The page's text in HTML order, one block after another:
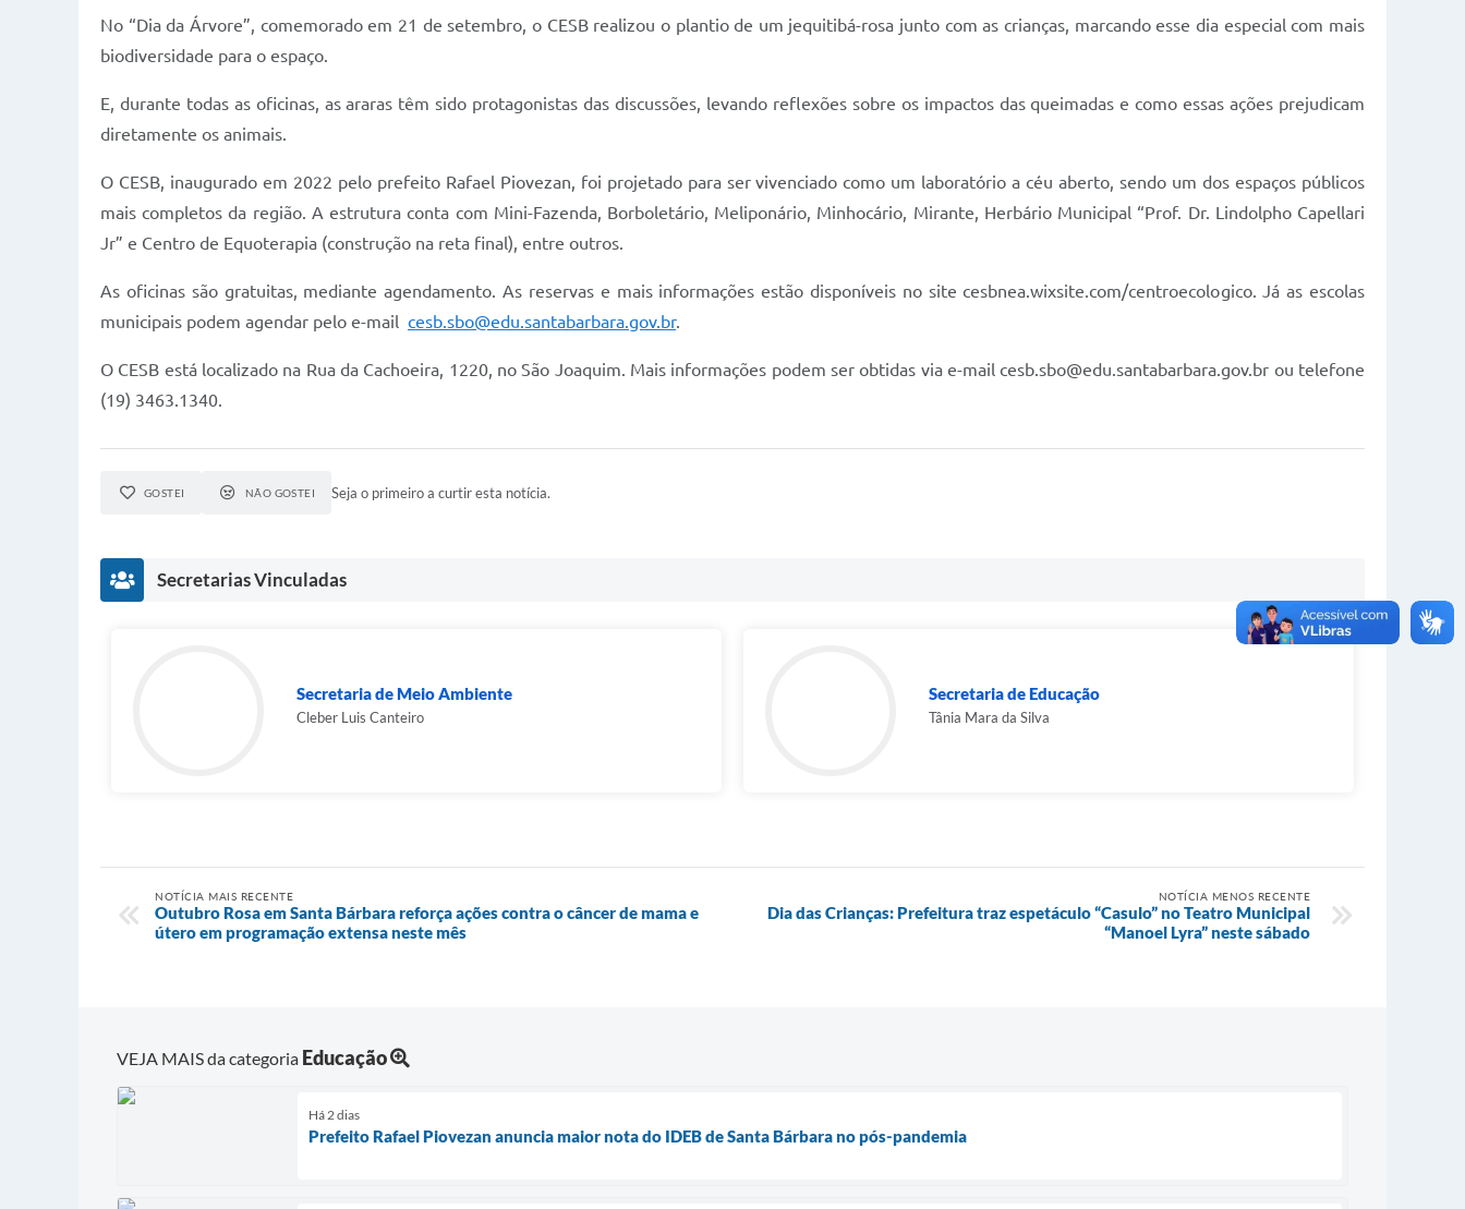
No “Dia da Árvore”, comemorado em 21 de setembro, o CESB realizou o plantio de um jequitibá-rosa junto com as crianças, marcando esse dia especial com mais
biodiversidade para o espaço.
E, durante todas as oficinas, as araras têm sido protagonistas das discussões, levando reflexões sobre os impactos das queimadas e como essas ações prejudicam
diretamente os animais.
O CESB, inaugurado em 2022 pelo prefeito Rafael Piovezan, foi projetado para ser vivenciado como um laboratório a céu aberto, sendo um dos espaços públicos
mais completos da região. A estrutura conta com Mini-Fazenda, Borboletário, Meliponário, Minhocário, Mirante, Herbário Municipal “Prof. Dr. Lindolpho Capellari
Jr” e Centro de Equoterapia (construção na reta final), entre outros.
As oficinas são gratuitas, mediante agendamento. As reservas e mais informações estão disponíveis no site cesbnea.wixsite.com/centroecologico. Já as escolas
municipais podem agendar pelo e-mail cesb.sbo@edu.santabarbara.gov.br.
O CESB está localizado na Rua da Cachoeira, 1220, no São Joaquim. Mais informações podem ser obtidas via e-mailcesb.sbo@edu.santabarbara.gov.br ou telefone
(19) 3463.1340.
GOSTEI NÃO GOSTEI Seja o primeiro a curtir esta notícia.
Secretarias Vinculadas
Secretaria de Meio Ambiente
Cleber Luis Canteiro
Secretaria de Educação
Tânia Mara da Silva
NOTÍCIA MAIS RECENTE
Outubro Rosa em Santa Bárbara reforça ações contra o câncer de mama e
útero em programação extensa neste mês
NOTÍCIA MENOS RECENTE
Dia das Crianças: Prefeitura traz espetáculo “Casulo” no Teatro Municipal
“Manoel Lyra” neste sábado
VEJA MAIS da categoria Educação
Há 2 dias
Prefeito Rafael Piovezan anuncia maior nota do IDEB de Santa Bárbara no pós-pandemia